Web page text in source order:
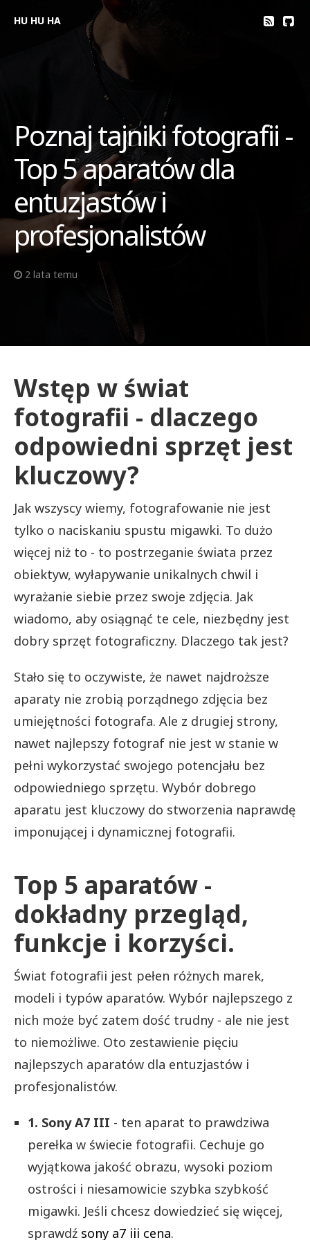
HU HU HA
Poznaj tajniki fotografii -
Top 5 aparatów dla
entuzjastów i
profesjonalistów
2 lata temu
Wstęp w świat
fotografii - dlaczego
odpowiedni sprzęt jest
kluczowy?
Jak wszyscy wiemy, fotografowanie nie jest
tylko o naciskaniu spustu migawki. To dużo
więcej niż to - to postrzeganie świata przez
obiektyw, wyłapywanie unikalnych chwil i
wyrażanie siebie przez swoje zdjęcia. Jak
wiadomo, aby osiągnąć te cele, niezbędny jest
dobry sprzęt fotograficzny. Dlaczego tak jest?
Stało się to oczywiste, że nawet najdroższe
aparaty nie zrobią porządnego zdjęcia bez
umiejętności fotografa. Ale z drugiej strony,
nawet najlepszy fotograf nie jest w stanie w
pełni wykorzystać swojego potencjału bez
odpowiedniego sprzętu. Wybór dobrego
aparatu jest kluczowy do stworzenia naprawdę
imponującej i dynamicznej fotografii.
Top 5 aparatów -
dokładny przegląd,
funkcje i korzyści.
Świat fotografii jest pełen różnych marek,
modeli i typów aparatów. Wybór najlepszego z
nich może być zatem dość trudny - ale nie jest
to niemożliwe. Oto zestawienie pięciu
najlepszych aparatów dla entuzjastów i
profesjonalistów.
1. Sony A7 III - ten aparat to prawdziwa
perełka w świecie fotografii. Cechuje go
wyjątkowa jakość obrazu, wysoki poziom
ostrości i niesamowicie szybka szybkość
migawki. Jeśli chcesz dowiedzieć się więcej,
sprawdź sony a7 iii cena.